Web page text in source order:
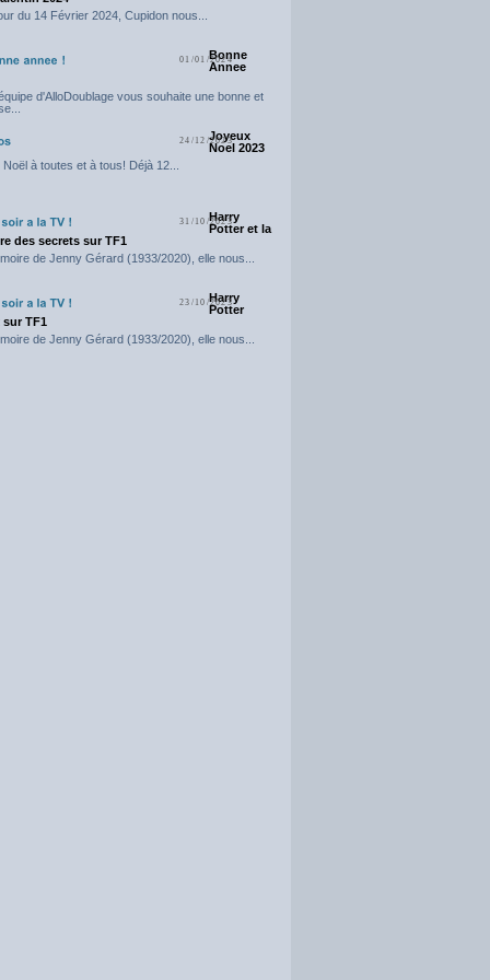
du 14 Février 2024, Cupidon nous...
01/01/2024
Bonne
Annee
d'AlloDoublage vous souhaite une bonne et
24/12/2023
Joyeux
Noel 2023
à toutes et à tous! Déjà 12...
31/10/2023
Harry
Potter et la
des secrets sur TF1
de Jenny Gérard (1933/2020), elle nous...
23/10/2023
Harry
Potter
TF1
de Jenny Gérard (1933/2020), elle nous...